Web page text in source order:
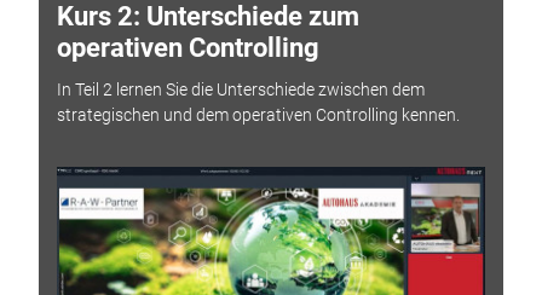
Kurs 2: Unterschiede zum
operativen Controlling
In Teil 2 lernen Sie die Unterschiede zwischen dem
strategischen und dem operativen Controlling kennen.